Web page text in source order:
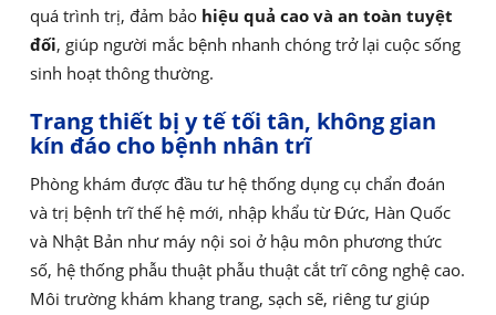
quá trình trị, đảm bảo hiệu quả cao và an toàn tuyệt
đối, giúp người mắc bệnh nhanh chóng trở lại cuộc sống
sinh hoạt thông thường.
Trang thiết bị y tế tối tân, không gian
kín đáo cho bệnh nhân trĩ
Phòng khám được đầu tư hệ thống dụng cụ chẩn đoán
và trị bệnh trĩ thế hệ mới, nhập khẩu từ Đức, Hàn Quốc
và Nhật Bản như máy nội soi ở hậu môn phương thức
số, hệ thống phẫu thuật phẫu thuật cắt trĩ công nghệ cao.
Môi trường khám khang trang, sạch sẽ, riêng tư giúp